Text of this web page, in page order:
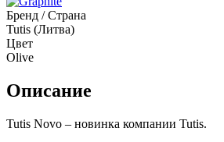
Бренд / Страна
Tutis (Литва)
Цвет
Olive
Описание
Tutis Novo – новинка компании Tutis.